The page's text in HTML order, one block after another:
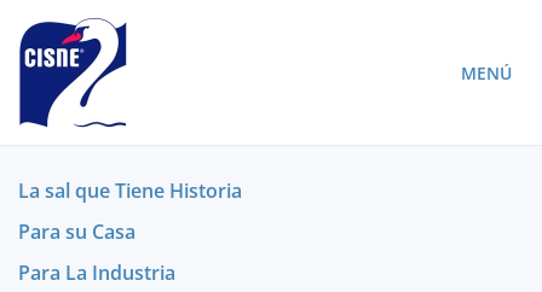
MENÚ
La sal que Tiene Historia
Para su Casa
Para La Industria